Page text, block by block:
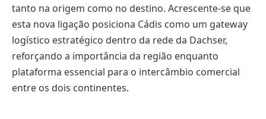
tanto na origem como no destino. Acrescente-se que
esta nova ligação posiciona Cádis como um gateway
logístico estratégico dentro da rede da Dachser,
reforçando a importância da região enquanto
plataforma essencial para o intercâmbio comercial
entre os dois continentes.